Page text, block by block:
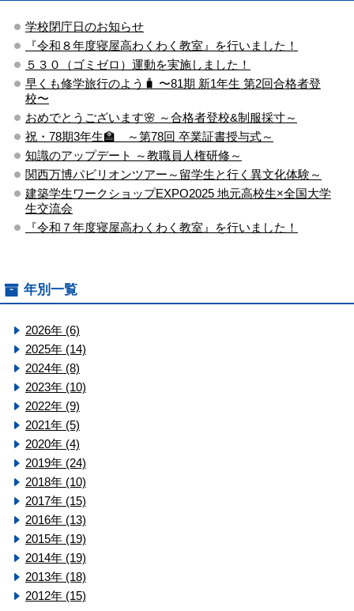
学校閉庁日のお知らせ
『令和８年度寝屋高わくわく教室』を行いました！
５３０（ゴミゼロ）運動を実施しました！
早くも修学旅行のよう🧳 〜81期 新1年生 第2回合格者登
校〜
おめでとうございます🌸 ～合格者登校&制服採寸～
祝・78期3年生🏫 ～第78回 卒業証書授与式～
知識のアップデート ～教職員人権研修～
関西万博パビリオンツアー～留学生と行く異文化体験～
建築学生ワークショップEXPO2025 地元高校生×全国大学
生交流会
『令和７年度寝屋高わくわく教室』を行いました！
年別一覧
2026年 (6)
2025年 (14)
2024年 (8)
2023年 (10)
2022年 (9)
2021年 (5)
2020年 (4)
2019年 (24)
2018年 (10)
2017年 (15)
2016年 (13)
2015年 (19)
2014年 (19)
2013年 (18)
2012年 (15)